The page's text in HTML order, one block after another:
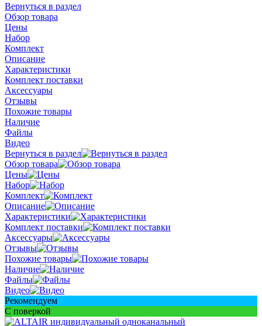
Вернуться в раздел
Обзор товара
Цены
Набор
Комплект
Описание
Характеристики
Комплект поставки
Аксессуары
Отзывы
Похожие товары
Наличие
Файлы
Видео
Вернуться в раздел
Обзор товара
Цены
Набор
Комплект
Описание
Характеристики
Комплект поставки
Аксессуары
Отзывы
Похожие товары
Наличие
Файлы
Видео
Рекомендуем
С поверкой